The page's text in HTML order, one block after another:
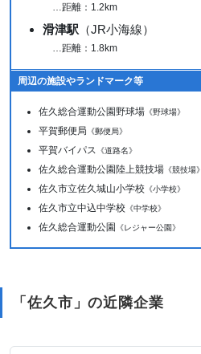
…距離：1.2km
滑津駅 （JR小海線）
…距離：1.8km
周辺の施設やランドマーク等
佐久総合運動公園野球場 《野球場》
平賀郵便局 《郵便局》
平賀バイパス 《道路名》
佐久総合運動公園陸上競技場 《競技場》
佐久市立佐久城山小学校 《小学校》
佐久市立中込中学校 《中学校》
佐久総合運動公園 《レジャー公園》
「佐久市」の近隣企業